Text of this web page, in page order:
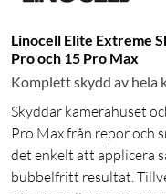
Linocell Elite Extreme
Pro och 15 Pro Max
Komplett skydd av hela
Skyddar kamerahuset
Pro Max från repor och
det enkelt att applicera
bubbelfritt resultat.